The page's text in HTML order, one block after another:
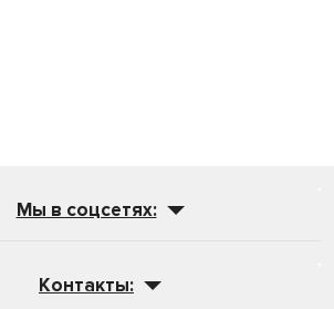
Мы в соцсетях:
Контакты: